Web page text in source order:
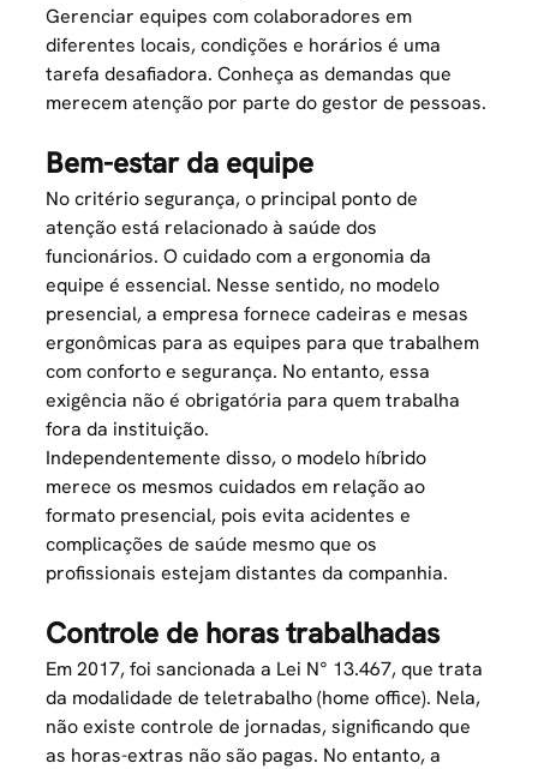
Gerenciar equipes com colaboradores em
diferentes locais, condições e horários é uma
tarefa desafiadora. Conheça as demandas que
merecem atenção por parte do gestor de pessoas.
Bem-estar da equipe
No critério segurança, o principal ponto de
atenção está relacionado àsaúde dos
funcionários. O cuidado com a ergonomia da
equipe é essencial. Nesse sentido, no modelo
presencial, a empresa fornece cadeiras e mesas
ergonômicas para as equipes para que trabalhem
com conforto e segurança. No entanto, essa
exigência não é obrigatória para quem trabalha
fora da instituição.
Independentemente disso, o modelo híbrido
merece os mesmos cuidados em relação ao
formato presencial, pois evita acidentes e
complicações de saúde mesmo que os
profissionais estejam distantes da companhia.
Controle de horas trabalhadas
Em 2017, foi sancionada a Lei N° 13.467, que trata
da modalidade de teletrabalho (home office). Nela,
não existe controle de jornadas, significando que
as horas-extras não são pagas. No entanto, a